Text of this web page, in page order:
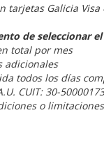
tarjetas Galicia
de seleccionar
total por mes
adicionales
todos los días
CUIT: 30-
o